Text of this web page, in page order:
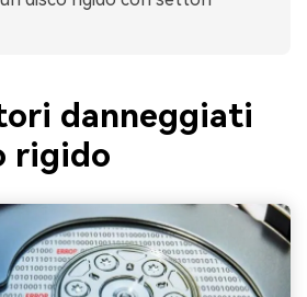
danneggiati
rigido